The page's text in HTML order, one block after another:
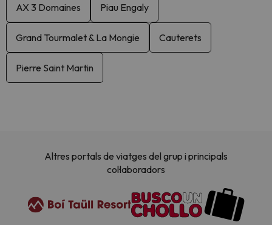
AX 3 Domaines Piau Engaly
Grand Tourmalet & La Mongie Cauterets
Pierre Saint Martin
Altres portals de viatges del grup i principals
col·laboradors